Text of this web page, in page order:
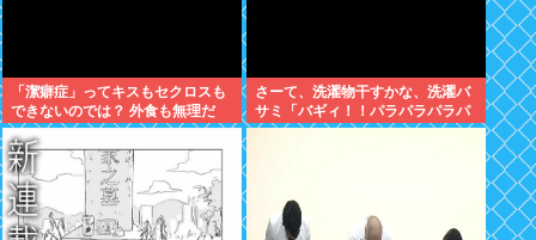
「潔癖症」ってキスもセクロスも
できないのでは？ 外食も無理だ
ろ。
さーて、洗濯物干すかな、洗濯バ
サミ「バギィ！！パラパラパラパ
ラ」